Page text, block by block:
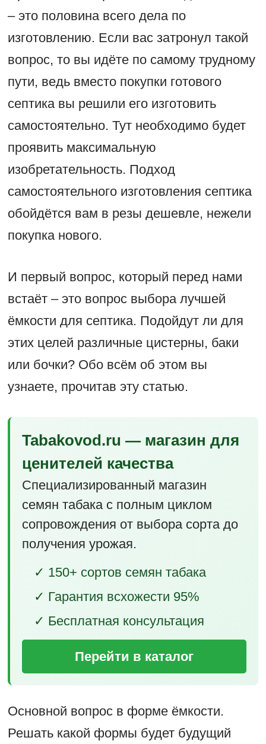
– это половина всего дела по
изготовлению. Если вас затронул такой
вопрос, то вы идёте по самому трудному
пути, ведь вместо покупки готового
септика вы решили его изготовить
самостоятельно. Тут необходимо будет
проявить максимальную
изобретательность. Подход
самостоятельного изготовления септика
обойдётся вам в резы дешевле, нежели
покупка нового.
И первый вопрос, который перед нами
встаёт – это вопрос выбора лучшей
ёмкости для септика. Подойдут ли для
этих целей различные цистерны, баки
или бочки? Обо всём об этом вы
узнаете, прочитав эту статью.
Tabakovod.ru — магазин для
ценителей качества
Специализированный магазин
семян табака с полным циклом
сопровождения от выбора сорта до
получения урожая.
✓ 150+ сортов семян табака
✓ Гарантия всхожести 95%
✓ Бесплатная консультация
Перейти в каталог
Основной вопрос в форме ёмкости.
Решать какой формы будет будущий